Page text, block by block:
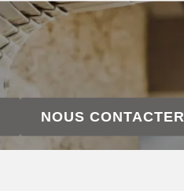
NOUS CONTACTER